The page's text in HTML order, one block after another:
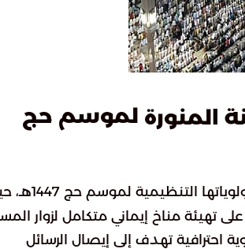
المنورة لموسم حج
في مقدمة أولوياتها التنظيمية
تهيئة مناخ إيماني متكامل لزوار
احترافية تهدف إلى إيصال الرسائل